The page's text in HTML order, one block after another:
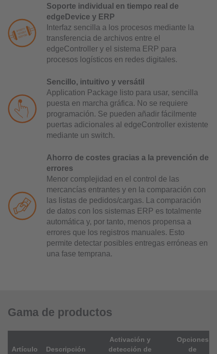
Soporte individual en tiempo real de
edgeDevice y ERP
Interfaz sencilla a los procesos mediante la
transferencia de archivos entre el
edgeController y el sistema ERP para
procesos logísticos en redes digitales.
Sencillo, intuitivo y versátil
Application Package listo para usar, sencilla
puesta en marcha gráfica. No se requiere
programación. Se pueden añadir fácilmente
puertas adicionales al edgeController existente
mediante un switch.
Ahorro de costes gracias a la prevención de
errores
Menor complejidad en el control de las
mercancías entrantes y en la comparación con
las listas de pedidos/cargas. La comparación
de datos con los sistemas ERP es totalmente
automática y, por tanto, menos propensa a
errores que los registros manuales. Esto
permite detectar posibles entregas erróneas en
una fase temprana.
Gama de productos
Artículo Descripción
Activación y
detección de
Opciones
de